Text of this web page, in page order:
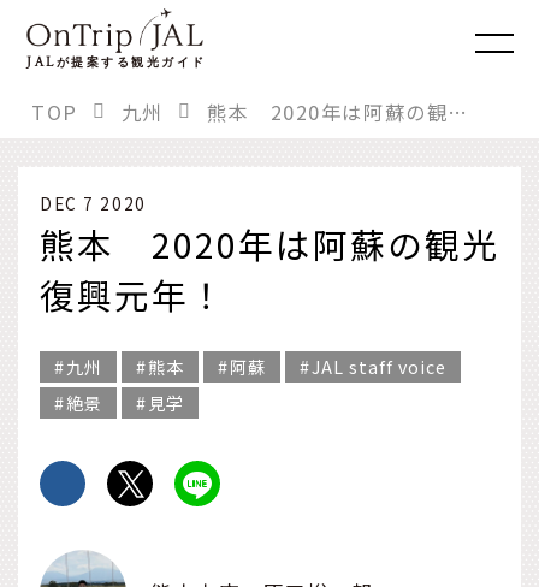
JALが提案する観光ガイド
TOP 九州 熊本 2020年は阿蘇の観光復興元年！
DEC 7 2020
熊本 2020年は阿蘇の観光
復興元年！
九州 熊本 阿蘇
JAL staff voice
絶景
見学